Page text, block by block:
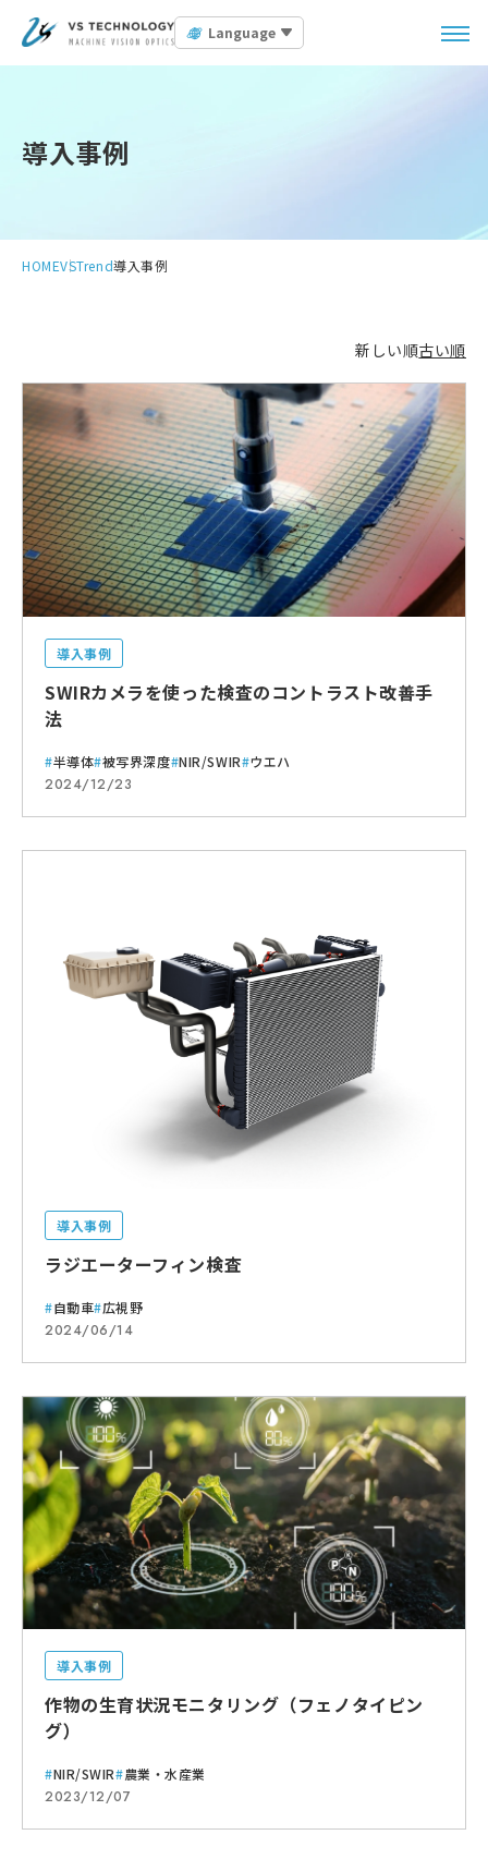
Language
導入事例
HOMEVSTrend導入事例
新しい順古い順
導入事例
SWIRカメラを使った検査のコントラスト改善手
法
半導体 被写界深度 NIR/SWIR ウエハ
2024/12/23
導入事例
ラジエーターフィン検査
自動車 広視野
2024/06/14
導入事例
作物の生育状況モニタリング（フェノタイピン
グ）
NIR/SWIR 農業・水産業
2023/12/07